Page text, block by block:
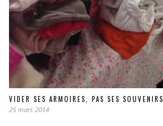
VIDER SES ARMOIRES, PAS SES SOUVENIRS
25 mars 2014